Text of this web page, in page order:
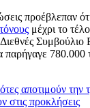
προέβλεπαν
μέχρι το
Συμβούλιο
παρήγαγε 780.000
αποτιμούν την
στις προκλήσεις